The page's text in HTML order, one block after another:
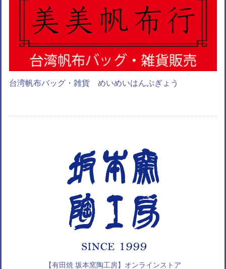
台湾帆布バッグ・雑貨 めいめいはんぷぎょう
【有田焼 坂本窯陶工房】オンラインストア